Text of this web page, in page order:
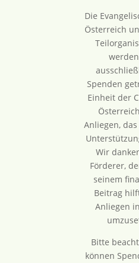
Die
Österreich
Spenden
Einheit der
Anliegen,
Wir
Förderer,
seinem
Beitrag
Anliegen
Bitte
können